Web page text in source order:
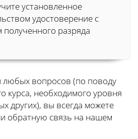
установленное
удостоверение с
полученного разряда
вопросов (по поводу
курса, необходимого уровня
других), вы всегда можете
обратную связь на нашем